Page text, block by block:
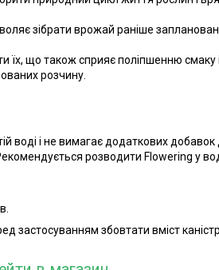
зібрати врожай раніше
їх, що також сприяє поліпшенню
розчину.
воді і не вимагає додаткових
розводити Flowering у
застосуванням збовтати вміст